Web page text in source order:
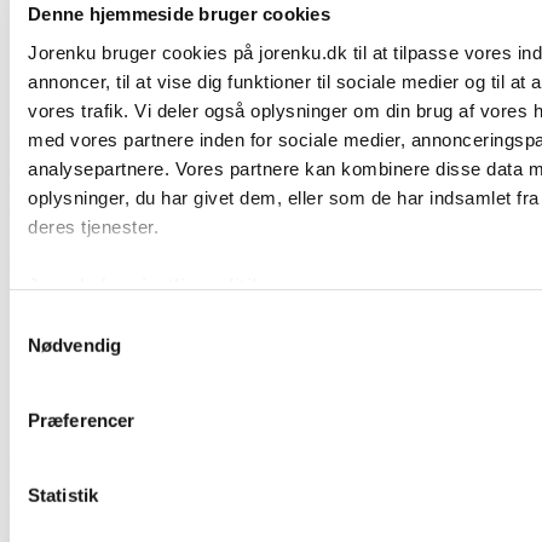
Denne hjemmeside bruger cookies
Jorenku bruger cookies på jorenku.dk til at tilpasse vores
annoncer, til at vise dig funktioner til sociale medier og til at
vores trafik. Vi deler også oplysninger om din brug af vores
med vores partnere inden for sociale medier,
analysepartnere. Vores partnere kan kombinere disse data
oplysninger, du har givet dem, eller som de har indsamlet
deres tjenester.
Nødvendig
Præferencer
Statistik
Let og alsidig at bruge
Let bionedbrydeligt
Ingen risiko for opbygning af resistente mikroorganismer
Produktet er et stærkt koncentreret pulver til våddesinfektion. De
anviste opløsninger er ikke-korrosive (i modsætning til de fleste
andre klor-, peroxid- eller pereddikesyre baserede
desinfektionsmidler).
Det fjerner biofilm.
opløsning i rent vand efter de angivne doser. Det bruges ved at
sprøjte eller forstøve og for at fjerne biofilm.